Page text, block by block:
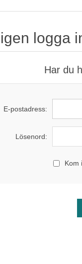
logga
Har du
E-postadress:
Lösenord:
Kom